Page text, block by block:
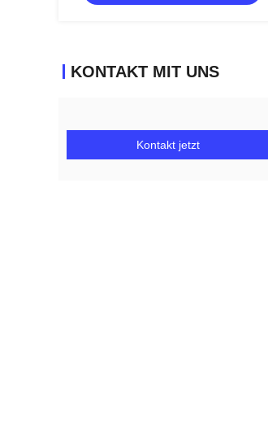
KONTAKT MIT UNS
Kontakt jetzt